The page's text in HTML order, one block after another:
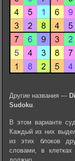
Другие названия —
Sudoku.
В этом варианте
Каждый из них
из этих блоков
словами, в